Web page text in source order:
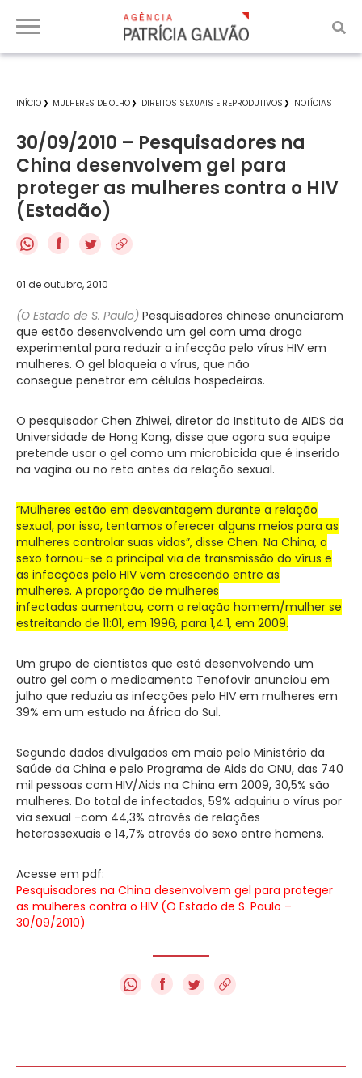
INÍCIO MULHERES DE OLHO DIREITOS SEXUAIS E REPRODUTIVOS NOTÍCIAS
30/09/2010 – Pesquisadores na
China desenvolvem gel para
proteger as mulheres contra o HIV
(Estadão)
f
01 de outubro, 2010
(O Estado de S. Paulo) Pesquisadores chinese anunciaram
que estão desenvolvendo um gel com uma droga
experimental para reduzir a infecção pelo vírus HIV em
mulheres. O gel bloqueia o vírus, que não
consegue penetrar em células hospedeiras.
O pesquisador Chen Zhiwei, diretor do Instituto de AIDS da
Universidade de Hong Kong, disse que agora sua equipe
pretende usar o gel como um microbicida que é inserido
na vagina ou no reto antes da relação sexual.
“Mulheres estão em desvantagem durante a relação
sexual, por isso, tentamos oferecer alguns meios para as
mulheres controlar suas vidas”, disse Chen. Na China, o
sexo tornou-se a principal via de transmissão do vírus e
as infecções pelo HIV vem crescendo entre as
mulheres. A proporção de mulheres
infectadas aumentou, com a relação homem/mulher se
estreitando de 11:01, em 1996, para 1,4:1, em 2009.
Um grupo de cientistas que está desenvolvendo um
outro gel com o medicamento Tenofovir anunciou em
julho que reduziu as infecções pelo HIV em mulheres em
39% em um estudo na África do Sul.
Segundo dados divulgados em maio pelo Ministério da
Saúde da China e pelo Programa de Aids da ONU, das 740
mil pessoas com HIV/Aids na China em 2009, 30,5% são
mulheres. Do total de infectados, 59% adquiriu o vírus por
via sexual -com 44,3% através de relações
heterossexuais e 14,7% através do sexo entre homens.
Acesse em pdf:
Pesquisadores na China desenvolvem gel para proteger
as mulheres contra o HIV (O Estado de S. Paulo –
30/09/2010)
f